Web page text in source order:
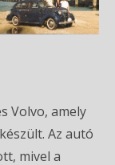
Volvo, amely
Az autó
mivel a